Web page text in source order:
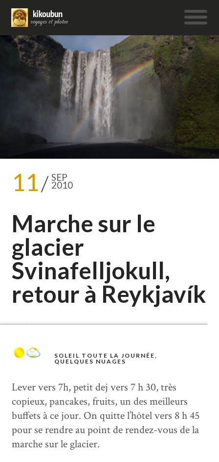
11 SEP
2010
Marche sur le
glacier
Svinafelljokull,
retour à Reykjavík
SOLEIL TOUTE LA JOURNÉE,
QUELQUES NUAGES
Lever vers 7h, petit dej vers 7 h 30, très
copieux, pancakes, fruits, un des meilleurs
buffets à ce jour. On quitte l’hôtel vers 8 h 45
pour se rendre au point de rendez-vous de la
marche sur le glacier.